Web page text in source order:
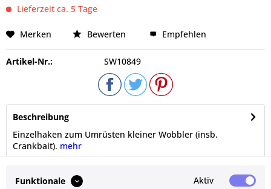
Lieferzeit ca. 5 Tage
Merken Bewerten Empfehlen
Artikel-Nr.: SW10849
Beschreibung
Einzelhaken zum Umrüsten kleiner Wobbler (insb.
Crankbait). mehr
Bewertungen
0
Funktionale Aktiv